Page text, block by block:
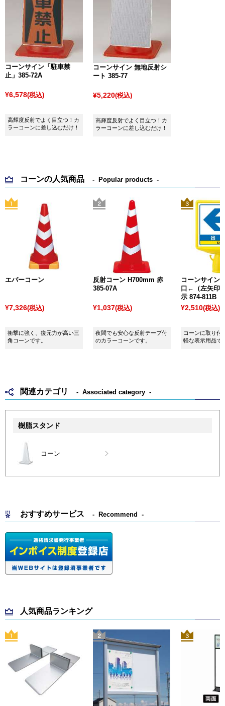
コーンサイン「駐車禁
止」385-72A
¥6,578(税込)
高輝度反射でよく目立つ！カ
ラーコーンに差し込むだけ！
コーンサイン 無地反射シ
ート 385-77
¥5,220(税込)
高輝度反射でよく目立つ！カ
ラーコーンに差し込むだけ！
コーンの人気商品 Popular products
エバーコーン
¥7,326(税込)
衝撃に強く、復元力が高い三
角コーンです。
反射コーン H700mm 赤
385-07A
¥1,037(税込)
夜間でも安心な反射テープ付
のカラーコーンです。
コーンサイン
口←（左矢印
示 874-811B
¥2,510(税込)
コーンに取り付
軽な表示用品で
関連カテゴリ Associated category
樹脂スタンド
コーン
おすすめサービス Recommend
人気商品ランキング